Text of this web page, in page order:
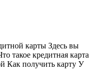
карты Здесь вы
такое кредитная карта
Как получить карту У